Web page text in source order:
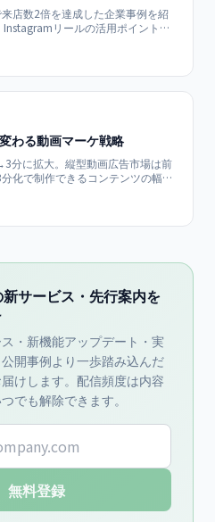
店数2倍を達成した企業事例を紹
リールの活用ポイント
わる動画マーケ戦略
分に拡大。縦型動画広告市場は前
化で制作できるコンテンツの幅、
作環境を解説。
サービス・先行案内を
・新機能アップデート・実
開事例より一歩踏み込んだ
けします。配信頻度は内容
でも解除できます。
無料登録